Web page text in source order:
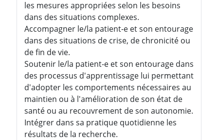
les mesures appropriées selon les besoins
dans des situations complexes.
Accompagner le/la patient-e et son entourage
dans des situations de crise, de chronicité ou
de fin de vie.
Soutenir le/la patient-e et son entourage dans
des processus d'apprentissage lui permettant
d'adopter les comportements nécessaires au
maintien ou à l'amélioration de son état de
santé ou au recouvrement de son autonomie.
Intégrer dans sa pratique quotidienne les
résultats de la recherche.